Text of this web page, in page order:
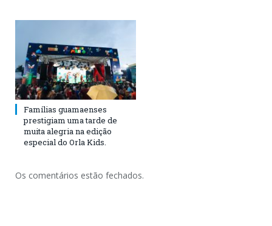
Famílias guamaenses
prestigiam uma tarde de
muita alegria na edição
especial do Orla Kids.
Os comentários estão fechados.